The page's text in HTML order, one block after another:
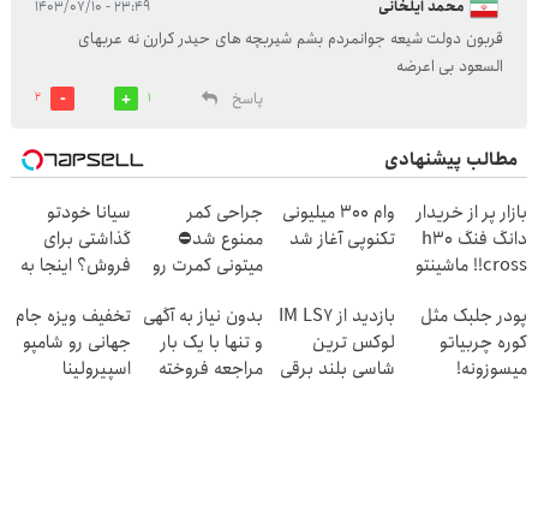
محمد ایلخانی ۲۳:۴۹ - ۱۴۰۳/۰۷/۱۰
قربون دولت شیعه جوانمردم بشم شیربچه های حیدر کرارن نه عربهای
السعود بی اعرضه
پاسخ
1
2
مطالب پیشنهادی
بازار پر از خریدار
دانگ فنگ h30
cross!! ماشینتو
وام 300 میلیونی
تکنوپی آغاز شد
جراحی کمر
ممنوع شد⛔
میتونی کمرت رو
کنی! 👈🏻
پرسش‌نامه
سیانا خودتو
گذاشتی برای
فروش؟ اینجا به
پودر جلبک مثل
کوره چربیاتو
میسوزونه!
بازدید از IM LS7
لوکس ترین
شاسی بلند برقی
بدون نیاز به آگهی
و تنها با یک بار
مراجعه فروخته
تخفیف ویزه جام
جهانی رو شامپو
اسپیرولینا